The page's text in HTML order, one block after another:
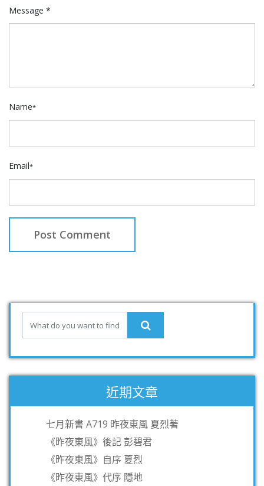
Message *
Name*
Email*
近期文章
七月新書 A719 昨夜東風 夏烈著
《昨夜東風》後記 彭碧君
《昨夜東風》自序 夏烈
《昨夜東風》代序 隱地